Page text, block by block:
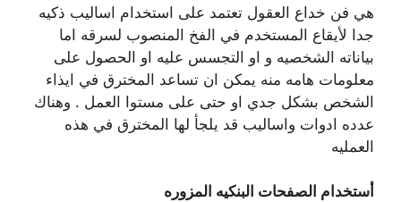
هي فن خداع العقول تعتمد على استخدام اساليب ذكيه
جدا لأيقاع المستخدم في الفخ المنصوب لسرقه اما
بياناته الشخصيه و او التجسس عليه او الحصول على
معلومات هامه منه يمكن ان تساعد المخترق في ايذاء
الشخص بشكل جدي او حتى على مستوا العمل . وهناك
عدده ادوات واساليب قد يلجأ لها المخترق في هذه
العمليه
أستخدام الصفحات البنكيه المزوره